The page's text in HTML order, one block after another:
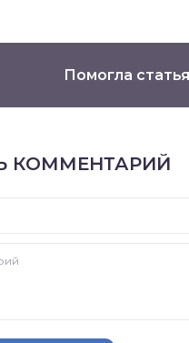
Помогла
КОММЕНТАРИЙ